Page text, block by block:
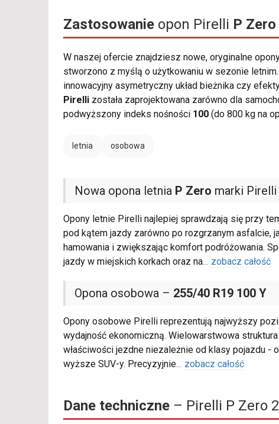
Zastosowanie opon Pirelli P Zero
W naszej ofercie znajdziesz nowe, oryginalne
stworzono z myślą o użytkowaniu w sezonie
innowacyjny asymetryczny układ bieżnika czy
Pirelli została zaprojektowana zarówno dla
podwyższony indeks nośności 100 (do 800 kg na
letnia osobowa
Nowa opona letnia P Zero marki Pirelli
Opony letnie Pirelli najlepiej sprawdzają się przy
pod kątem jazdy zarówno po rozgrzanym asfalcie,
hamowania i zwiększając komfort podróżowania.
jazdy w miejskich korkach oraz na... zobacz całość
Opona osobowa – 255/40 R19 100 Y
Opony osobowe Pirelli reprezentują najwyższy
wydajność ekonomiczną. Wielowarstwowa
właściwości jezdne niezależnie od klasy pojazdu -
wyższe SUV-y. Precyzyjnie... zobacz całość
Dane techniczne – Pirelli P Zero